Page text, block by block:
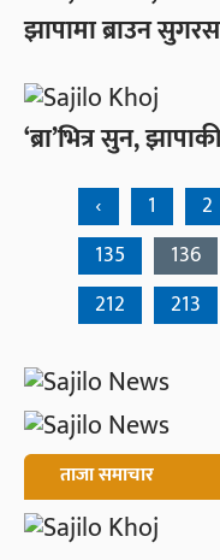
झापामा ब्राउन
‘ब्रा’भित्र सुन,
‹ 1 2
135
136
212
213
ताजा समाचार